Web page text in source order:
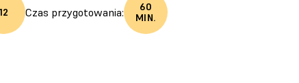
12 Czas przygotowania:
60
MIN.